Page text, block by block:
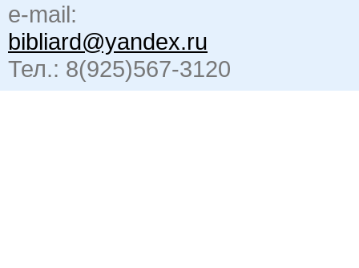
e-mail:
bibliard@yandex.ru
Тел.: 8(925)567-3120